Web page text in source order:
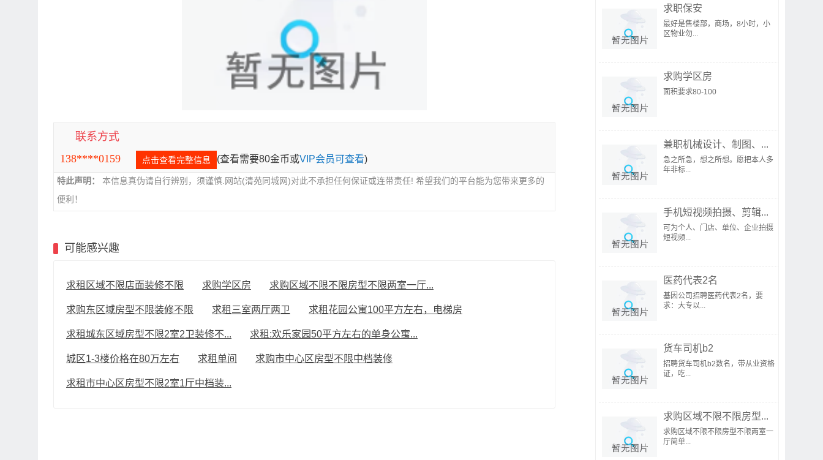
联系方式
138****0159
点击查看完整信息 (查看需要80金币或VIP会员可查看)
特此声明：
本信息真伪请自行辨别，须谨慎.网站(清苑同城网)对此不承担任何保证或连带责任! 希望我们的平台能为您带来更多的
便利！
可能感兴趣
求租区域不限店面装修不限 求购学区房 求购区域不限不限房型不限两室一厅...
求购东区域房型不限装修不限 求租三室两厅两卫 求租花园公寓100平方左右，电梯房
求租城东区域房型不限2室2卫装修不... 求租:欢乐家园50平方左右的单身公寓...
城区1-3楼价格在80万左右 求租单间 求购市中心区房型不限中档装修
求租市中心区房型不限2室1厅中档装...
求职保安
最好是售楼部，商场，8小时，小
区物业勿...
求购学区房
面积要求80-100
兼职机械设计、制图、...
急之所急，想之所想。愿把本人多
年非标...
手机短视频拍摄、剪辑...
可为个人、门店、单位、企业拍摄
短视频...
医药代表2名
基因公司招聘医药代表2名，要
求：大专以...
货车司机b2
招聘货车司机b2数名，带从业资格
证，吃...
求购区域不限不限房型...
求购区域不限不限房型不限两室一
厅简单...